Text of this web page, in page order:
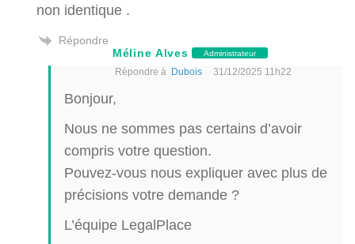
non identique .
Répondre
Méline Alves
Administrateur
Répondre à Dubois 31/12/2025 11h22
Bonjour,
Nous ne sommes pas certains d’avoir
compris votre question.
Pouvez-vous nous expliquer avec plus de
précisions votre demande ?
L’équipe LegalPlace